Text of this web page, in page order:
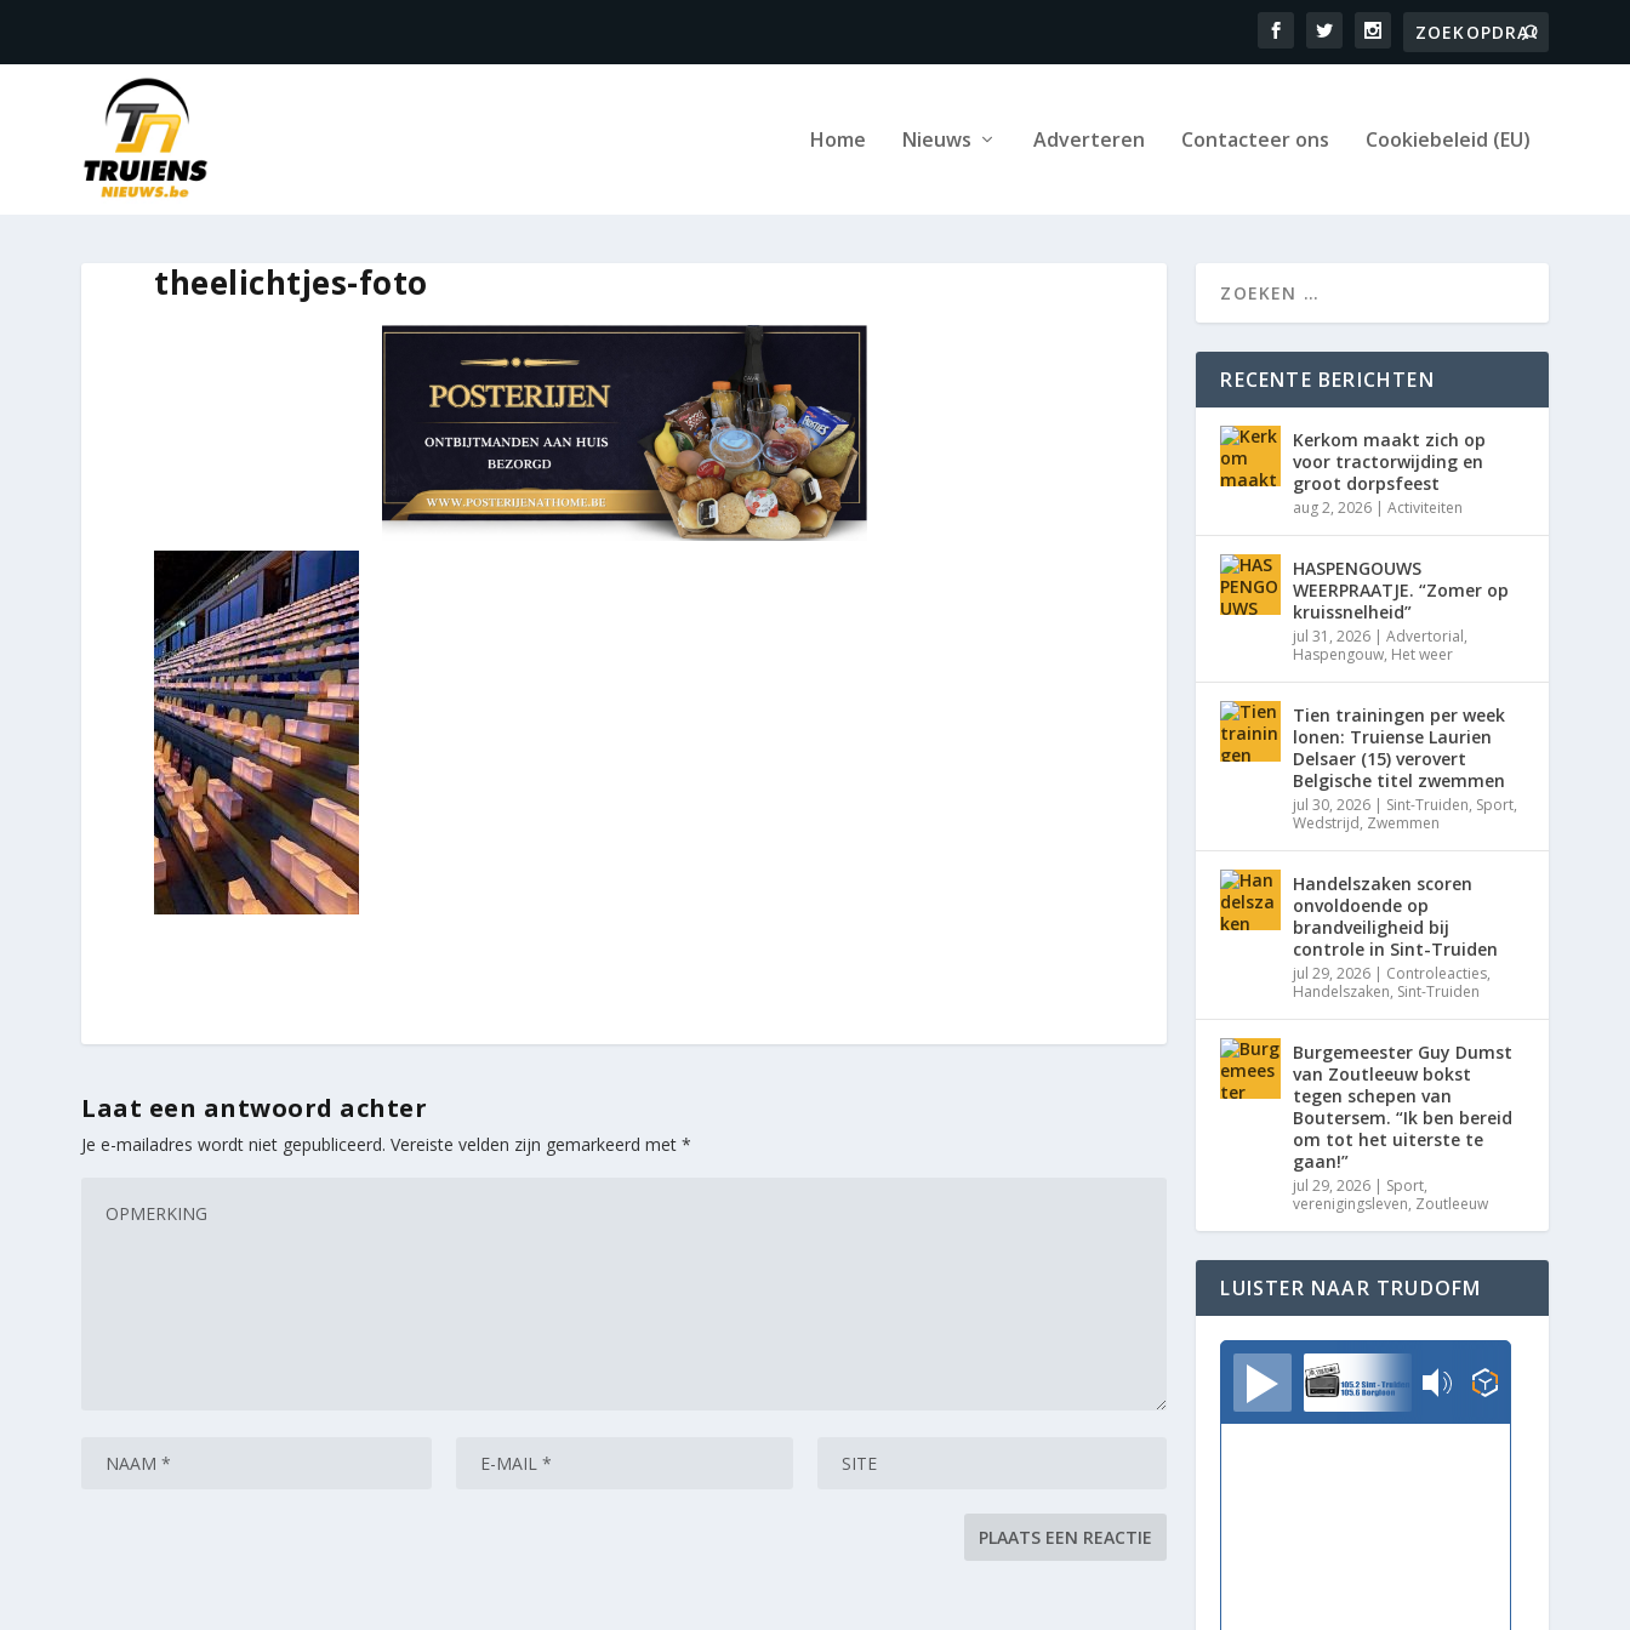
Home Nieuws Adverteren Contacteer ons Cookiebeleid (EU)
theelichtjes-foto
Laat een antwoord achter
Je e-mailadres wordt niet gepubliceerd. Vereiste velden zijn gemarkeerd met*
RECENTE BERICHTEN
Kerkom maakt zich op
voor tractorwijding en
groot dorpsfeest
aug 2, 2026 |Activiteiten
HASPENGOUWS
WEERPRAATJE. “Zomer op
kruissnelheid”
jul 31, 2026 |Advertorial,
Haspengouw, Het weer
Tien trainingen per week
lonen: Truiense Laurien
Delsaer (15) verovert
Belgische titel zwemmen
jul 30, 2026 | Sint-Truiden, Sport,
Wedstrijd, Zwemmen
Handelszaken scoren
onvoldoende op
brandveiligheid bij
controle in Sint-Truiden
jul 29, 2026 | Controleacties,
Handelszaken, Sint-Truiden
Burgemeester Guy Dumst
van Zoutleeuw bokst
tegen schepen van
Boutersem. “Ik ben bereid
om tot het uiterste te
gaan!”
jul 29, 2026 | Sport,
verenigingsleven, Zoutleeuw
LUISTER NAAR TRUDOFM
TrudoFM